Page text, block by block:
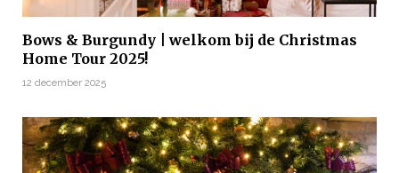
Bows & Burgundy | welkom bij de Christmas
Home Tour 2025!
12 december 2025